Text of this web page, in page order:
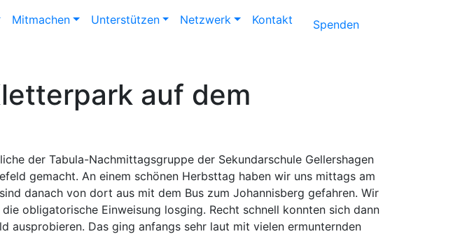
Mitmachen Unterstützen Netzwerk Kontakt Spenden
auf dem
der Tabula-Nachmittagsgruppe der Sekundarschule Gellershagen
gemacht. An einem schönen Herbsttag haben wir uns mittags am
danach von dort aus mit dem Bus zum Johannisberg gefahren. Wir
obligatorische Einweisung losging. Recht schnell konnten sich dann
ausprobieren. Das ging anfangs sehr laut mit vielen ermunternden